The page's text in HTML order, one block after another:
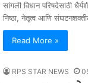
सांगली विधान परिषदेसाठी
निष्ठा, नेतृत्व आणि
Read More »
RPS STAR NEWS